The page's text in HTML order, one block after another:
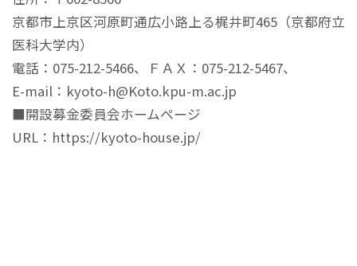
京都市上京区河原町通広小路上る梶井町465（京都府立
医科大学内）
電話：075-212-5466、ＦＡＸ：075-212-5467、
E-mail：kyoto-h@Koto.kpu-m.ac.jp
■開設募金委員会ホームページ
URL：https://kyoto-house.jp/